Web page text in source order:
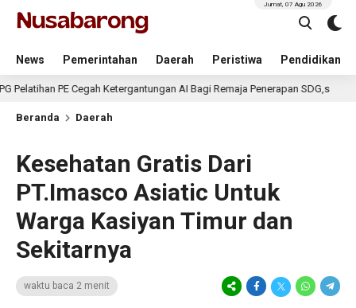
News Pemerintahan Daerah Peristiwa Pendidikan
Jumat, 07 Agu 2026
PE Cegah Ketergantungan AI Bagi Remaja Penerapan SDG,s
Beranda Daerah
Kesehatan Gratis Dari
PT.Imasco Asiatic Untuk
Warga Kasiyan Timur dan
Sekitarnya
waktu baca 2 menit